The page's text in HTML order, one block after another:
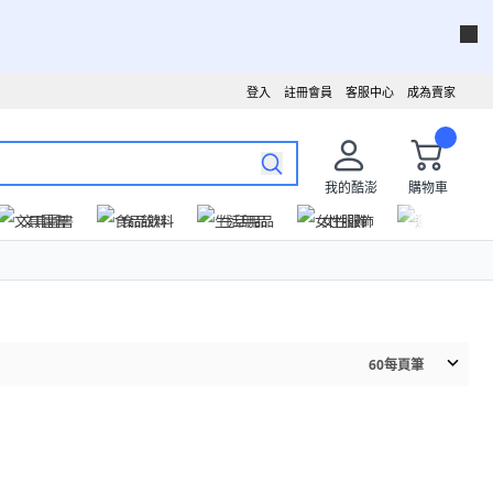
成為賣家
客服中心
註冊會員
登入
我的酷澎
購物車
文具圖書
食品飲料 生活用品 女性服飾
60每頁筆